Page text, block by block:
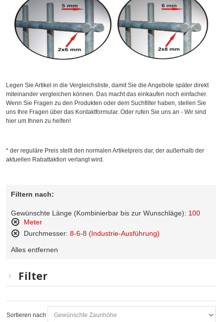
Legen Sie Artikel in die Vergleichsliste, damit Sie die Angebote später direkt
miteinander vergleichen können. Das macht das einkaufen noch einfacher.
Wenn Sie Fragen zu den Produkten oder dem Suchfilter haben, stellen Sie
uns Ihre Fragen über das Kontaktformular. Oder rufen Sie uns an - Wir sind
hier um Ihnen zu helfen!
* der reguläre Preis stellt den normalen Artikelpreis dar, der außerhalb der
aktuellen Rabattaktion verlangt wird.
Filtern nach:
Gewünschte Länge (Kombinierbar bis zur Wunschläge): 100
Meter
Diesen
entfernen
Durchmesser: 8-6-8 (Industrie-Ausführung)
Artikel
Alles entfernen
Filter
Sortieren nach